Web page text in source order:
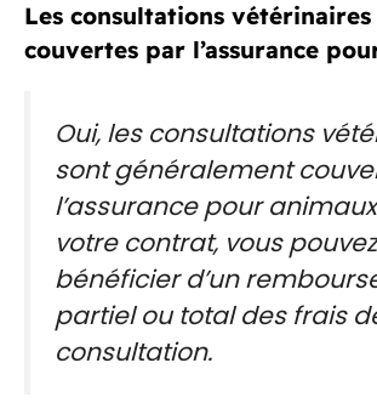
Les consultations
couvertes par l’assurance
Oui, les consultations
sont généralement
l’assurance pour
votre contrat, vous pouvez
bénéficier d’un
partiel ou total des frais
consultation.